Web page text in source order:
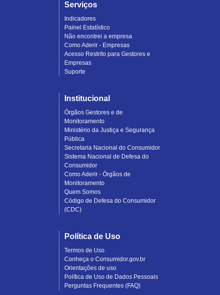
Serviços
Indicadores
Painel Estatístico
Não encontrei a empresa
Como Aderir - Empresas
Acesso Restrito para Gestores e
Empresas
Suporte
Institucional
Órgãos Gestores e de
Monitoramento
Ministério da Justiça e Segurança
Pública
Secretaria Nacional do Consumidor
Sistema Nacional de Defesa do
Consumidor
Como Aderir - Órgãos de
Monitoramento
Quem Somos
Código de Defesa do Consumidor
(CDC)
Política de Uso
Termos de Uso
Conheça o Consumidor.gov.br
Orientações de uso
Política de Uso de Dados Pessoais
Perguntas Frequentes (FAQ)